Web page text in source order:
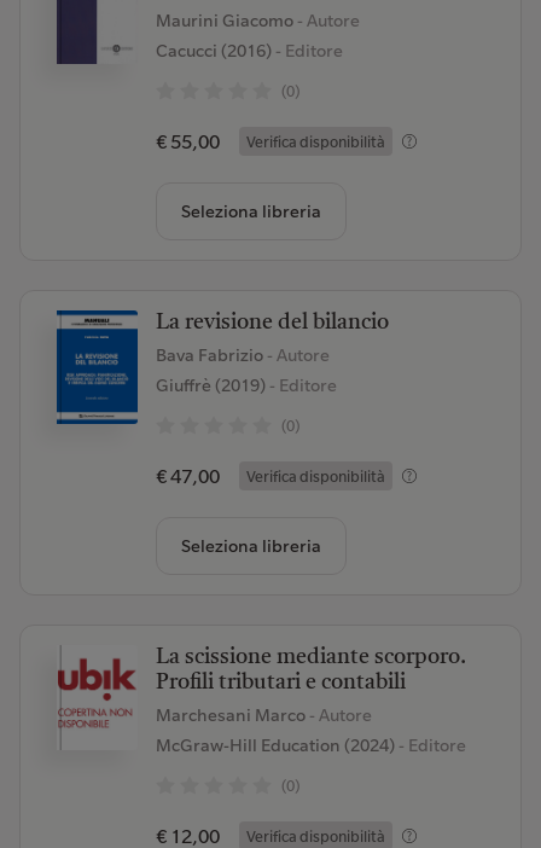
Maurini Giacomo - Autore
Cacucci (2016)- Editore
(0)
€ 55,00 Verifica disponibilità
Seleziona libreria
La revisione del bilancio
Bava Fabrizio - Autore
Giuffrè (2019)- Editore
(0)
€ 47,00 Verifica disponibilità
Seleziona libreria
La scissione mediante scorporo.
Profili tributari e contabili
Marchesani Marco - Autore
McGraw-Hill Education (2024)- Editore
(0)
€ 12,00 Verifica disponibilità